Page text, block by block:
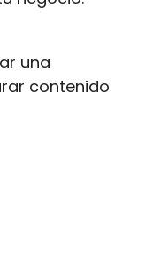
una
contenido